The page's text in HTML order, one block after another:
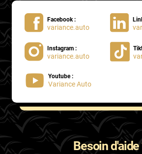
Facebook :
variance.auto
Instagram :
variance.auto
Youtube :
Variance Auto
Besoin d'aide